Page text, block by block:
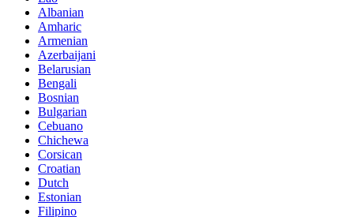
Albanian
Amharic
Armenian
Azerbaijani
Belarusian
Bengali
Bosnian
Bulgarian
Cebuano
Chichewa
Corsican
Croatian
Dutch
Estonian
Filipino